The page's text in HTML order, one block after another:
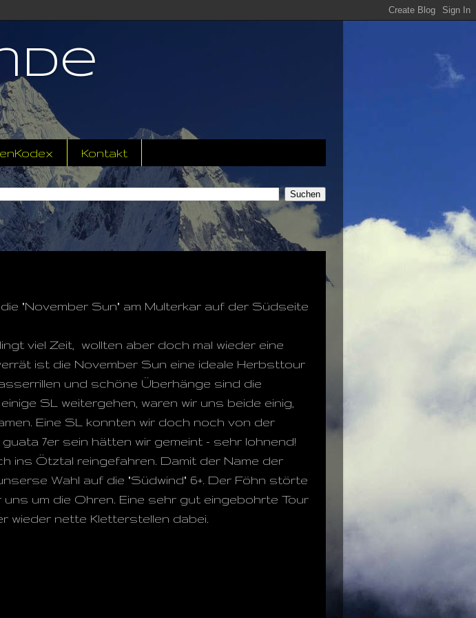
Kontakt
"November Sun" am Multerkar auf der Südseite
viel Zeit, wollten aber doch mal wieder eine
ist die November Sun eine ideale Herbsttour
und schöne Überhänge sind die
SL weitergehen, waren wir uns beide einig,
Eine SL konnten wir doch noch von der
7er sein hätten wir gemeint - sehr lohnend!
ins Ötztal reingefahren. Damit der Name der
Wahl auf die "Südwind" 6+. Der Föhn störte
um die Ohren. Eine sehr gut eingebohrte Tour
wieder nette Kletterstellen dabei.